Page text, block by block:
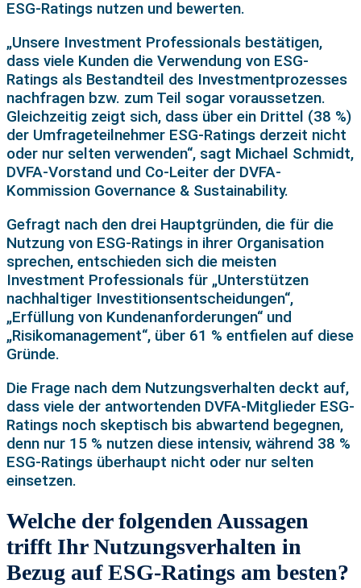
ESG-Ratings nutzen und bewerten.
„Unsere Investment Professionals bestätigen,
dass viele Kunden die Verwendung von ESG-
Ratings als Bestandteil des Investmentprozesses
nachfragen bzw. zum Teil sogar voraussetzen.
Gleichzeitig zeigt sich, dass über ein Drittel (38 %)
der Umfrageteilnehmer ESG-Ratings derzeit nicht
oder nur selten verwenden“, sagt Michael Schmidt,
DVFA-Vorstand und Co-Leiter der DVFA-
Kommission Governance & Sustainability.
Gefragt nach den drei Hauptgründen, die für die
Nutzung von ESG-Ratings in ihrer Organisation
sprechen, entschieden sich die meisten
Investment Professionals für „Unterstützen
nachhaltiger Investitionsentscheidungen“,
„Erfüllung von Kundenanforderungen“ und
„Risikomanagement“, über 61 % entfielen auf diese
Gründe.
Die Frage nach dem Nutzungsverhalten deckt auf,
dass viele der antwortenden DVFA-Mitglieder ESG-
Ratings noch skeptisch bis abwartend begegnen,
denn nur 15 % nutzen diese intensiv, während 38 %
ESG-Ratings überhaupt nicht oder nur selten
einsetzen.
Welche der folgenden Aussagen
trifft Ihr Nutzungsverhalten in
Bezug auf ESG-Ratings am besten?